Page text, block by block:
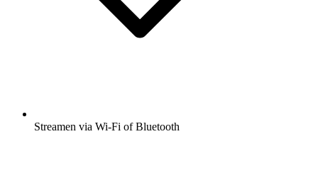
Streamen via Wi-Fi of Bluetooth